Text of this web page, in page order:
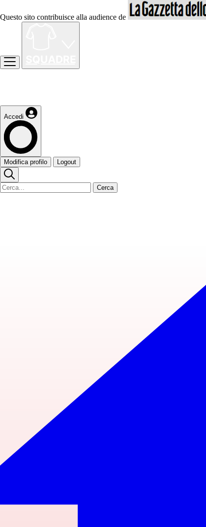
Questo sito contribuisce alla audience de
Accedi
Modifica profilo Logout
Cerca